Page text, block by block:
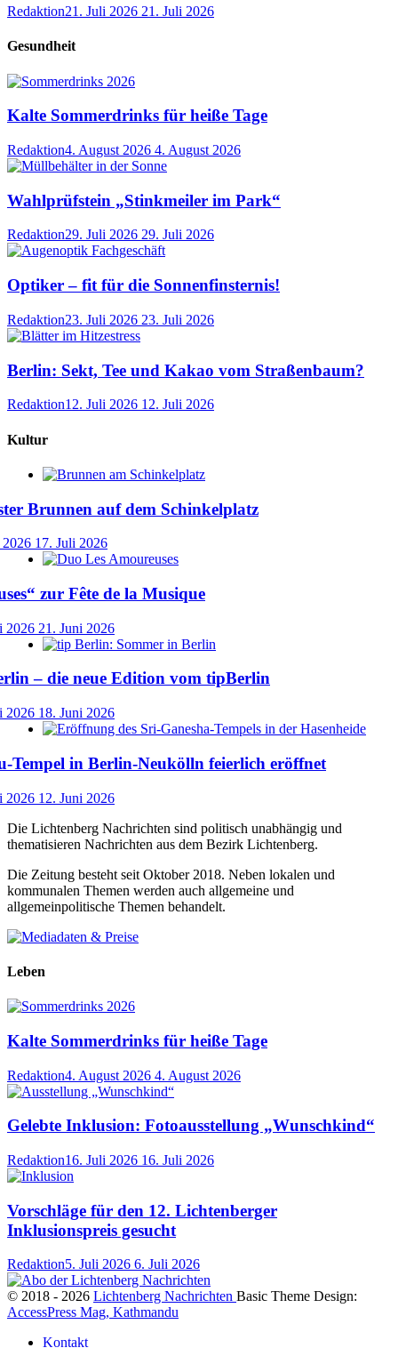
Redaktion21. Juli 2026 21. Juli 2026
Gesundheit
Kalte Sommerdrinks für heiße Tage
Redaktion4. August 2026 4. August 2026
Wahlprüfstein „Stinkmeiler im Park“
Redaktion29. Juli 2026 29. Juli 2026
Optiker – fit für die Sonnenfinsternis!
Redaktion23. Juli 2026 23. Juli 2026
Berlin: Sekt, Tee und Kakao vom Straßenbaum?
Redaktion12. Juli 2026 12. Juli 2026
Kultur
Brunnen auf dem Schinkelplatz
17. Juli 2026
zur Fête de la Musique
2026 21. Juni 2026
– die neue Edition vom tipBerlin
2026 18. Juni 2026
Tempel in Berlin-Neukölln feierlich eröffnet
2026 12. Juni 2026
Die Lichtenberg Nachrichten sind politisch unabhängig und
thematisieren Nachrichten aus dem Bezirk Lichtenberg.
Die Zeitung besteht seit Oktober 2018. Neben lokalen und
kommunalen Themen werden auch allgemeine und
allgemeinpolitische Themen behandelt.
Leben
Kalte Sommerdrinks für heiße Tage
Redaktion4. August 2026 4. August 2026
Gelebte Inklusion: Fotoausstellung „Wunschkind“
Redaktion16. Juli 2026 16. Juli 2026
Vorschläge für den 12. Lichtenberger
Inklusionspreis gesucht
Redaktion5. Juli 2026 6. Juli 2026
© 2018 - 2026 Lichtenberg Nachrichten Basic Theme Design:
AccessPress Mag, Kathmandu
Kontakt